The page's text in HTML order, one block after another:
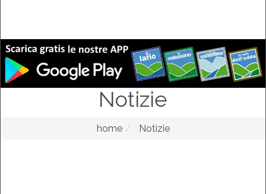
Notizie
home Notizie